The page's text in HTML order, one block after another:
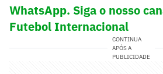
WhatsApp. Siga o nosso
Futebol Internacional
CONTINUA
APÓS A
PUBLICIDADE